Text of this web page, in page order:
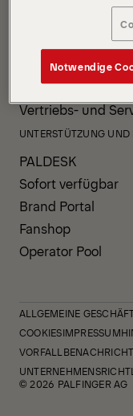
Unsere Produkte
Ihr Unternehmen
Unsere Services
Vertriebs- und
UNTERSTÜTZUNG UND
PALDESK
Sofort verfügbar
Brand Portal
Fanshop
Operator Pool
ALLGEMEINE
COOKIESIMPRESSUM
© 2026 PALFINGER AG
Notwendige